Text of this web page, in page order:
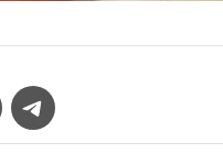
Icon
Telegram Icon